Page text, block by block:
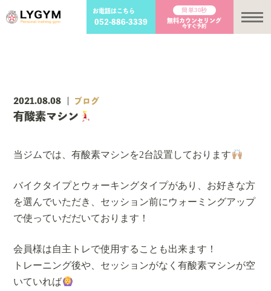
お電話はこちら
052-886-3339
簡単30秒
無料カウンセリング
今すぐ予約 メ
2021.08.08 ブログ
有酸素マシン
当ジムでは、有酸素マシンを2台設置しております
バイクタイプとウォーキングタイプがあり、お好きな方
を選んでいただき、セッション前にウォーミングアップ
で使っていだだいております！
会員様は自主トレで使用することも出来ます！
トレーニング後や、セッションがなく有酸素マシンが空
いていれば